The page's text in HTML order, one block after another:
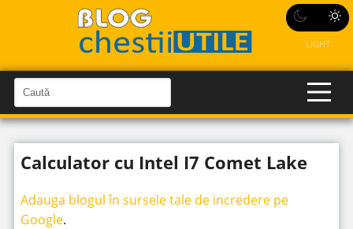
LIGHT
a
u
t
n
C
a
u
î
n
t
Calculator cu Intel I7 Comet Lake
Adauga blogul în sursele tale de incredere pe
Google.